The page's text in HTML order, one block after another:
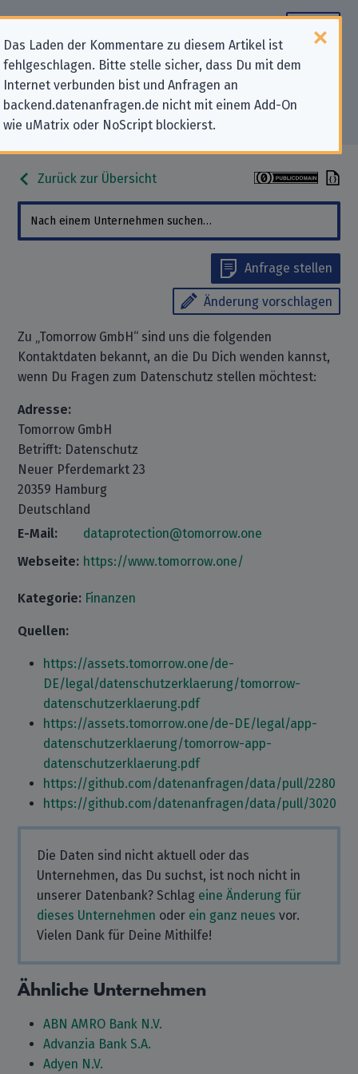
Das Laden der Kommentare zu diesem Artikel ist
fehlgeschlagen. Bitte stelle sicher, dass Du mit dem
Internet verbunden bist und Anfragen an
backend.datenanfragen.de nicht mit einem Add-On
wie uMatrix oder NoScript blockierst.
Datenschutz-Kontaktdaten für
„Tomorrow GmbH“
Zurück zur Übersicht
Anfrage stellen
Änderung vorschlagen
Zu „Tomorrow GmbH“ sind uns die folgenden
Kontaktdaten bekannt, an die Du Dich wenden kannst,
wenn Du Fragen zum Datenschutz stellen möchtest:
Adresse:
Tomorrow GmbH
Betrifft: Datenschutz
Neuer Pferdemarkt 23
20359 Hamburg
Deutschland
E-Mail:
dataprotection@tomorrow.one
Webseite: https://www.tomorrow.one/
Kategorie: Finanzen
Quellen:
https://assets.tomorrow.one/de-
DE/legal/datenschutzerklaerung/tomorrow-
datenschutzerklaerung.pdf
https://assets.tomorrow.one/de-DE/legal/app-
datenschutzerklaerung/tomorrow-app-
datenschutzerklaerung.pdf
https://github.com/datenanfragen/data/pull/2280
https://github.com/datenanfragen/data/pull/3020
Die Daten sind nicht aktuell oder das
Unternehmen, das Du suchst, ist noch nicht in
unserer Datenbank? Schlag eine Änderung für
dieses Unternehmen oder ein ganz neues vor.
Vielen Dank für Deine Mithilfe!
Ähnliche Unternehmen
ABN AMRO Bank N.V.
Advanzia Bank S.A.
Adyen N.V.